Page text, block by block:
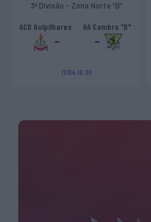
3ª Divisão - Zona Norte “B”
ACD Gulpilhares
-
HA Cambra "B"
-
17/04 18:30